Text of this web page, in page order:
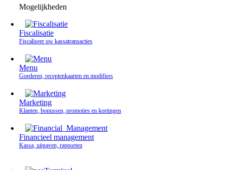
Mogelijkheden
Fiscalisatie
Fiscaliseer uw kassatransacties
Menu
Goederen, receptenkaarten en modifiers
Marketing
Klanten, bonussen, promoties en kortingen
Financieel management
Kassa, uitgaven, rapporten